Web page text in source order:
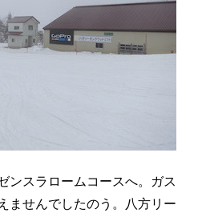
ンスラロームコースへ。ガス
ませんでしたのう。八方リー